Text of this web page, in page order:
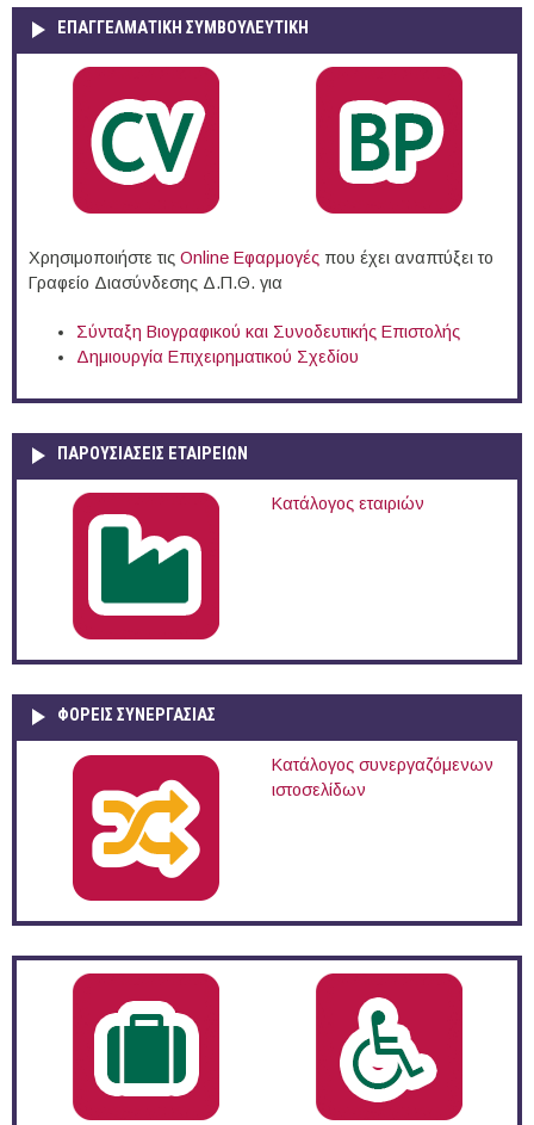
ΕΠΑΓΓΕΛΜΑΤΙΚΉ ΣΥΜΒΟΥΛΕΥΤΙΚΉ
Χρησιμοποιήστε τις Online Eφαρμογές που έχει αναπτύξει το
Γραφείο Διασύνδεσης Δ.Π.Θ. για
Σύνταξη Βιογραφικού και Συνοδευτικής Επιστολής
Δημιουργία Επιχειρηματικού Σχεδίου
ΠΑΡΟΥΣΙΆΣΕΙΣ ΕΤΑΙΡΕΙΏΝ
Κατάλογος εταιριών
ΦΟΡΕΙΣ ΣΥΝΕΡΓΑΣΙΑΣ
Κατάλογος συνεργαζόμενων
ιστοσελίδων